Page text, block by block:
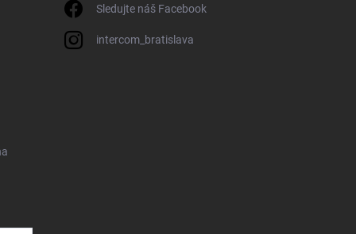
Sledujte náš Facebook
intercom_bratislava